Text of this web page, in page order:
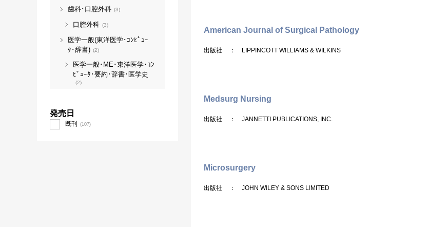
American Journal of Surgical Pathology
出版社 ： LIPPINCOTT WILLIAMS & WILKINS
Medsurg Nursing
出版社 ： JANNETTI PUBLICATIONS, INC.
Microsurgery
出版社 ： JOHN WILEY & SONS LIMITED
歯科･口腔外科 (3)
口腔外科 (3)
医学一般(東洋医学･ｺﾝﾋﾟｭｰ
ﾀ･辞書) (2)
医学一般･ME･東洋医学･ｺﾝ
ﾋﾟｭｰﾀ･要約･辞書･医学史
(2)
発売日
既刊 (107)